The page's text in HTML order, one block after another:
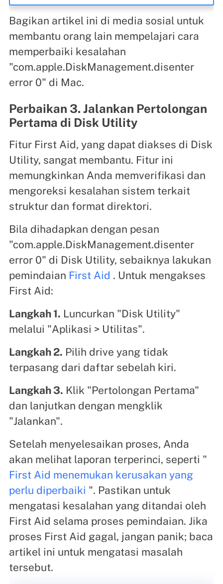
Bagikan artikel ini di media sosial untuk
membantu orang lain mempelajari cara
memperbaiki kesalahan
"com.apple.DiskManagement.disenter
error 0" di Mac.
Perbaikan 3. Jalankan Pertolongan
Pertama di Disk Utility
Fitur First Aid, yang dapat diakses di Disk
Utility, sangat membantu. Fitur ini
memungkinkan Anda memverifikasi dan
mengoreksi kesalahan sistem terkait
struktur dan format direktori.
Bila dihadapkan dengan pesan
"com.apple.DiskManagement.disenter
error 0" di Disk Utility, sebaiknya lakukan
pemindaian First Aid . Untuk mengakses
First Aid:
Langkah 1. Luncurkan "Disk Utility"
melalui "Aplikasi > Utilitas".
Langkah 2. Pilih drive yang tidak
terpasang dari daftar sebelah kiri.
Langkah 3. Klik "Pertolongan Pertama"
dan lanjutkan dengan mengklik
"Jalankan".
Setelah menyelesaikan proses, Anda
akan melihat laporan terperinci, seperti "
First Aid menemukan kerusakan yang
perlu diperbaiki ". Pastikan untuk
mengatasi kesalahan yang ditandai oleh
First Aid selama proses pemindaian. Jika
proses First Aid gagal, jangan panik; baca
artikel ini untuk mengatasi masalah
tersebut.